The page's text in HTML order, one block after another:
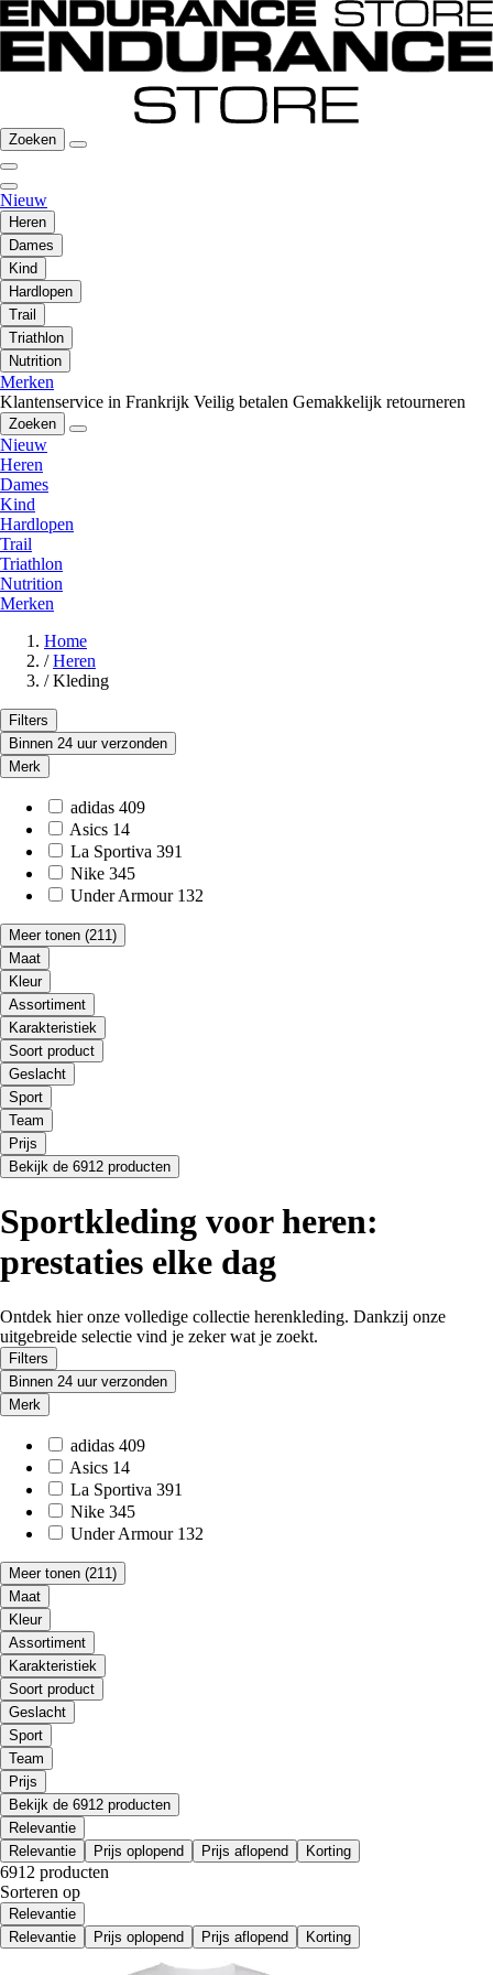
Zoeken
Nieuw
Heren
Dames
Kind
Hardlopen
Trail
Triathlon
Nutrition
Merken
Klantenservice in Frankrijk Veilig betalen Gemakkelijk retourneren
Zoeken
Nieuw
Heren
Dames
Kind
Hardlopen
Trail
Triathlon
Nutrition
Merken
Home
/ Heren
/ Kleding
Filters
Binnen 24 uur verzonden
Merk
adidas 409
Asics 14
La Sportiva 391
Nike 345
Under Armour 132
Meer tonen (211)
Maat
Kleur
Assortiment
Karakteristiek
Soort product
Geslacht
Sport
Team
Prijs
Bekijk de 6912 producten
Sportkleding voor heren:
prestaties elke dag
Ontdek hier onze volledige collectie herenkleding. Dankzij onze
uitgebreide selectie vind je zeker wat je zoekt.
Filters
Binnen 24 uur verzonden
Merk
adidas 409
Asics 14
La Sportiva 391
Nike 345
Under Armour 132
Meer tonen (211)
Maat
Kleur
Assortiment
Karakteristiek
Soort product
Geslacht
Sport
Team
Prijs
Bekijk de 6912 producten
Relevantie
Relevantie
Prijs oplopend Prijs aflopend Korting
6912 producten
Sorteren op
Relevantie
Relevantie
Prijs oplopend Prijs aflopend Korting